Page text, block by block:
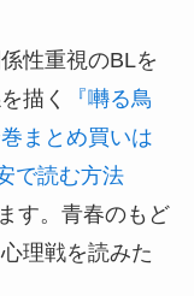
性重視のBLを
描く
『囀る鳥
まとめ買いは
で読む方法
す。青春のもど
理戦を読みた